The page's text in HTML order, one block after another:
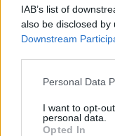
IAB’s list of
also be disclosed
Downstream
Personal Data
I want to opt-
personal data.
Opted In
#nem